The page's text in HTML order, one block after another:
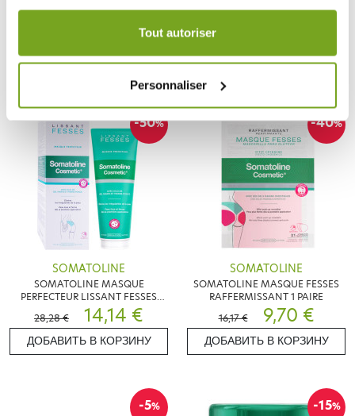
Votre choix de consentement est conservé pendant une
Tout autoriser
Personnaliser
RAFFERMISSANT SEIN 75ML
10,92 €
ДОБАВИТЬ В КОРЗИНУ
QUOTIDIENNE RAFFERMISSANT
33,30 €
ДОБАВИТЬ В КОРЗИНУ
-50%
SOMATOLINE
SOMATOLINE MASQUE
PERFECTEUR LISSANT FESSES
250ML
28,28 € 14,14 €
ДОБАВИТЬ В КОРЗИНУ
-40%
SOMATOLINE
SOMATOLINE MASQUE FESSES
RAFFERMISSANT 1 PAIRE
16,17 €
9,70 €
ДОБАВИТЬ В КОРЗИНУ
-5% -15%